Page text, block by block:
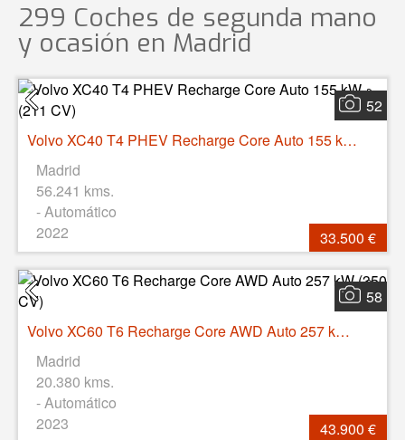
299 Coches de segunda mano
y ocasión en Madrid
52
Volvo XC40 T4 PHEV Recharge Core Auto 155 kW (211 CV)
Madrid
56.241 kms.
- Automático
2022
33.500 €
58
Volvo XC60 T6 Recharge Core AWD Auto 257 kW (350 CV)
Madrid
20.380 kms.
- Automático
2023
43.900 €